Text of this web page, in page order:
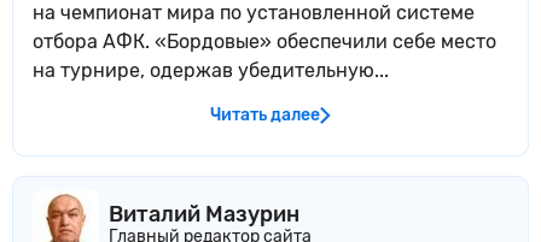
на чемпионат мира по установленной системе
отбора АФК. «Бордовые» обеспечили себе место
на турнире, одержав убедительную...
Читать далее
Виталий Мазурин
Главный редактор сайта